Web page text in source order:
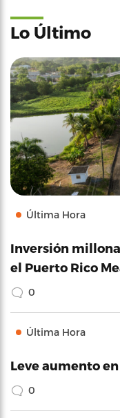
Lo Último
Última Hora
Inversión
el Puerto Rico
0
Última Hora
Leve aumento
0